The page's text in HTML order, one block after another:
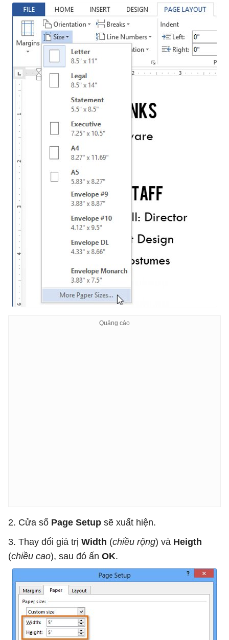
2. Cửa sổ Page Setup sẽ xuất hiện.
3. Thay đổi giá trị Width (chiều rộng) và Heigth
(chiều cao), sau đó ấn OK.